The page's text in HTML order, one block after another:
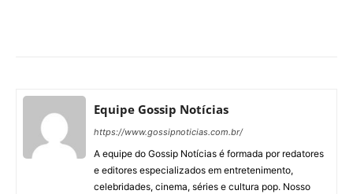
Equipe Gossip Notícias
https://www.gossipnoticias.com.br/
A equipe do Gossip Notícias é formada por redatores
e editores especializados em entretenimento,
celebridades, cinema, séries e cultura pop. Nosso